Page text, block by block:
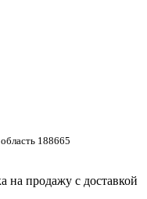
188665
на продажу с доставкой